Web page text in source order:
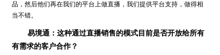
品，然后他们再在我们的平台上做直播，我们提供平台支持，做得相
当不错。
易境通：这种通过直播销售的模式目前是否开放给所有
有需求的客户合作？